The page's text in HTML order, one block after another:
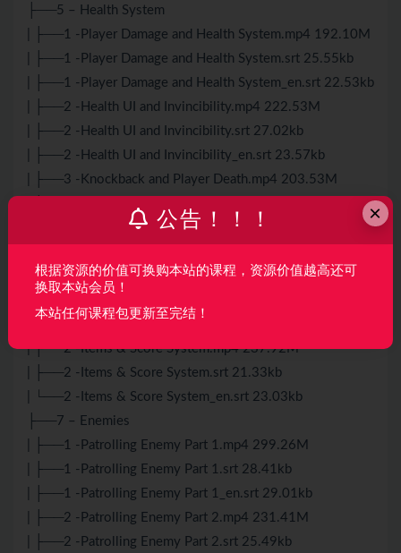
├──5 – Health System
| ├──1 -Player Damage and Health System.mp4 192.10M
| ├──1 -Player Damage and Health System.srt 25.55kb
| ├──1 -Player Damage and Health System_en.srt 22.53kb
| ├──2 -Health UI and Invincibility.mp4 222.53M
| ├──2 -Health UI and Invincibility.srt 27.02kb
| ├──2 -Health UI and Invincibility_en.srt 23.57kb
| ├──3 -Knockback and Player Death.mp4 203.53M
| └──3 -Knockback and Player Death_en.srt 24.33kb
| ├──1 -Checkpoints and Respawning.mp4 167.34M
| ├──2 -Items & Score System.mp4 237.92M
| ├──2 -Items & Score System.srt 21.33kb
| └──2 -Items & Score System_en.srt 23.03kb
├──7 – Enemies
| ├──1 -Patrolling Enemy Part 1.mp4 299.26M
| ├──1 -Patrolling Enemy Part 1.srt 28.41kb
| ├──1 -Patrolling Enemy Part 1_en.srt 29.01kb
| ├──2 -Patrolling Enemy Part 2.mp4 231.41M
| ├──2 -Patrolling Enemy Part 2.srt 25.49kb
×
公告！！！
根据资源的价值可换购本站的课程，资源价值越高还可
换取本站会员！
本站任何课程包更新至完结！